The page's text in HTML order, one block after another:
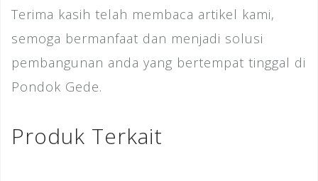
Terima kasih telah membaca artikel kami,
semoga bermanfaat dan menjadi solusi
pembangunan anda yang bertempat tinggal di
Pondok Gede.
Produk Terkait